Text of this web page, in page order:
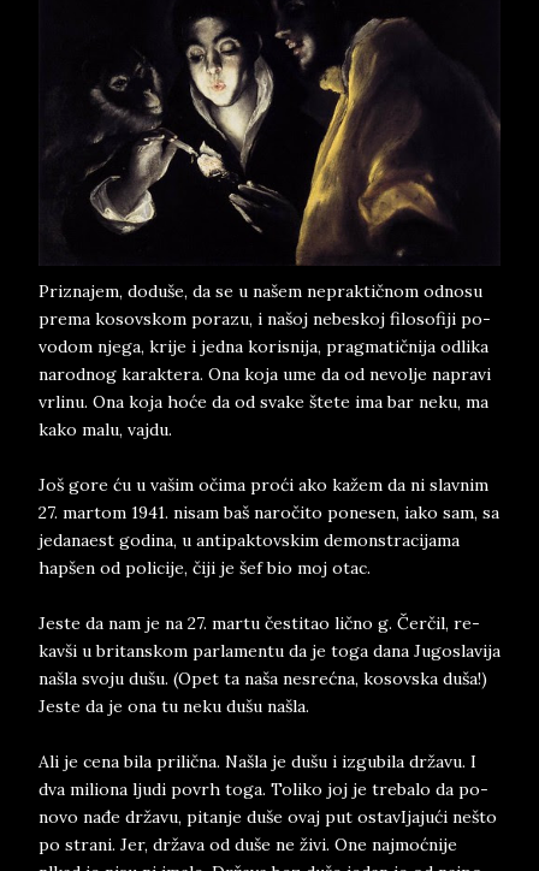
Pri­zna­jem, doduše, da se u našem ne­prak­tičnom od­no­su
pre­ma ko­sov­skom po­ra­zu, i našoj ne­be­skoj fi­lo­so­fi­ji po­
vo­dom nje­ga, kri­je i jed­na ko­ri­sni­ja, prag­ma­tičnija od­li­ka
na­rod­nog ka­rak­te­ra. Ona koja ume da od ne­vol­je na­pra­vi
vr­li­nu. Ona koja hoće da od sva­ke štete ima bar neku, ma
kako malu, vaj­du.
Još gore ću u va­šim očima proći ako kažem da ni slav­nim
27. mar­tom 1941. ni­sam baš naročito po­ne­sen, iako sam, sa
­je­da­na­est go­di­na, u an­ti­paktov­skim de­mon­stra­ci­ja­ma
hapšen od po­li­ci­je, čiji je šef bio moj otac.
Je­ste da nam je na 27. mar­tu česti­tao lično g. Čerčil, re­
kavši u bri­tan­skom par­la­men­tu da je toga dana Ju­go­sla­vi­ja
našla svo­ju dušu. (Opet ta naša ne­srećna, ko­sov­ska duša!)
Je­ste da je ona tu neku dušu našla.
Ali je cena bila pri­lična. Našla je dušu i iz­gu­bi­la državu. I
dva mi­li­o­na lju­di po­vrh toga. To­li­ko joj je tre­ba­lo da po­
no­vo nađe državu, pi­tan­je duše ovaj put ostavIja­jući nešto
po stra­ni. Jer, država od duše ne živi. One naj­moćnije